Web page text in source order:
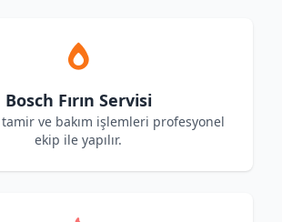
Bosch Fırın Servisi
tamir ve bakım işlemleri profesyonel
ekip ile yapılır.